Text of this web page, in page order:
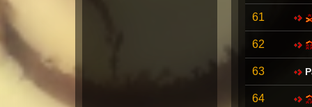
61
62
63
64